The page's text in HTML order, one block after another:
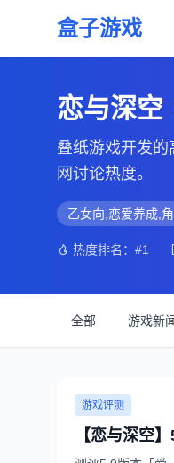
盒子游戏
恋与深空
叠纸游戏开发
网讨论热度。
乙女向,恋爱养成,
热度排名：#1
全部 游戏新
游戏评测
【恋与深空